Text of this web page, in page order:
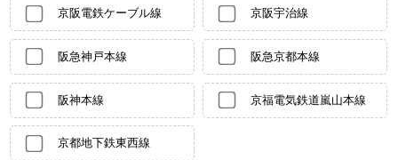
京阪電鉄ケーブル線 京阪宇治線
阪急神戸本線 阪急京都本線
阪神本線 京福電気鉄道嵐山本線
京都地下鉄東西線